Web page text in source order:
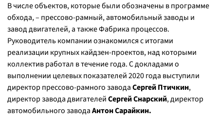
В числе объектов, которые были обозначены в программе
обхода, – прессово-рамный, автомобильный заводы и
завод двигателей, а также Фабрика процессов.
Руководитель компании ознакомился с итогами
реализации крупных кайдзен-проектов, над которыми
коллектив работал в течение года. С докладами о
выполнении целевых показателей 2020 года выступили
директор прессово-рамного заводаСергей Птичкин,
директор завода двигателейСергей Снарский, директор
автомобильного заводаАнтон Сарайкин.